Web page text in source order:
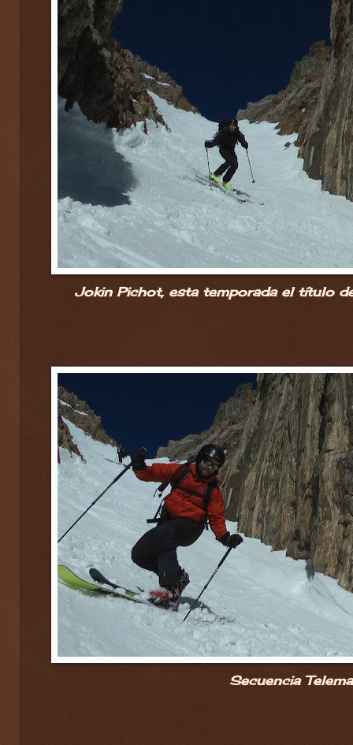
Jokin Pichot, esta temporada el título
Secuencia